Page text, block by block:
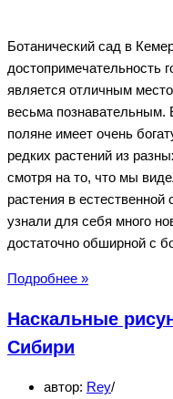
Ботанический сад в
достопримечательность
является отличным
весьма познавательным.
поляне имеет очень
редких растений из
смотря на то, что мы
растения в
узнали для себя много
достаточно обширной с
Подробнее »Ботанический
в
Наскальные
Сибири
автор: Rey